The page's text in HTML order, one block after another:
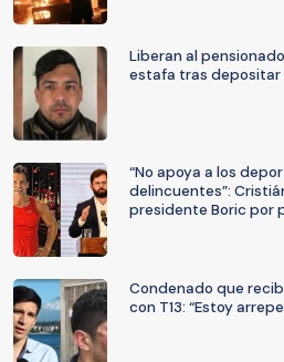
Liberan al
estafa tras depositar
“No apoya a los
delincuentes”:
presidente Boric por
Condenado que
con T13: “Estoy